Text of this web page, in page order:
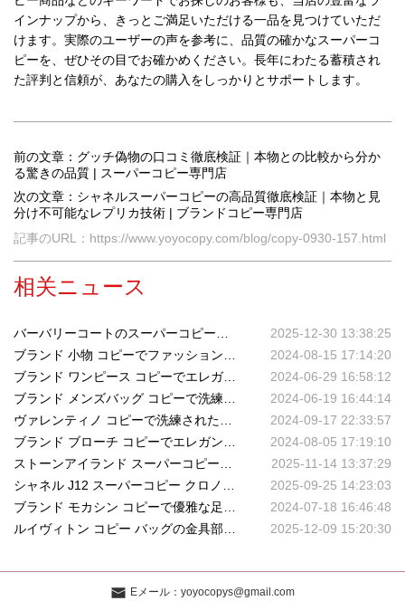
インナップから、きっとご満足いただける一品を見つけていただ
けます。実際のユーザーの声を参考に、品質の確かなスーパーコ
ピーを、ぜひその目でお確かめください。長年にわたる蓄積され
た評判と信頼が、あなたの購入をしっかりとサポートします。
前の文章：グッチ偽物の口コミ徹底検証｜本物との比較から分か
る驚きの品質 | スーパーコピー専門店
次の文章：シャネルスーパーコピーの高品質徹底検証｜本物と見
分け不可能なレプリカ技術 | ブランドコピー専門店
記事のURL：https://www.yoyocopy.com/blog/copy-0930-157.html
相关ニュース
2025-12-30 13:38:25
2024-08-15 17:14:20
ブランド ワンピース コピーでエレガントなスタイルを楽しむ
2024-06-29 16:58:12
2024-06-19 16:44:14
2024-09-17 22:33:57
2024-08-05 17:19:10
2025-11-14 13:37:29
2025-09-25 14:23:03
2024-07-18 16:46:48
2025-12-09 15:20:30
Eメール： yoyocopys@gmail.com